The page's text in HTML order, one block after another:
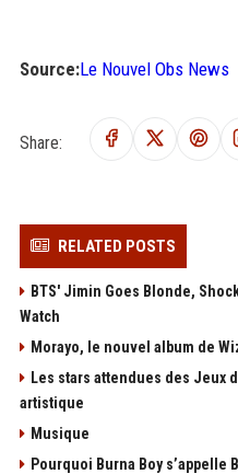
Source:Le Nouvel Obs News
Share:
RELATED POSTS
BTS' Jimin Goes Blonde,
Watch
Morayo, le nouvel album de
Les stars attendues des Jeux
artistique
Musique
Pourquoi Burna Boy s’appelle